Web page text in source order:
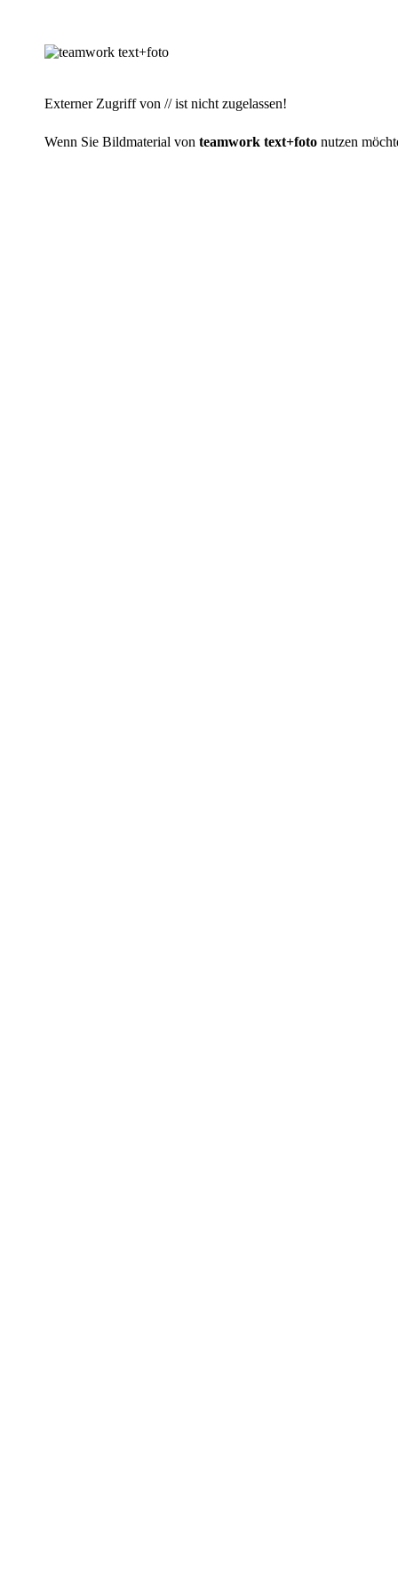
Externer Zugriff von // ist nicht zugelassen!
Wenn Sie Bildmaterial von teamwork text+foto nutzen